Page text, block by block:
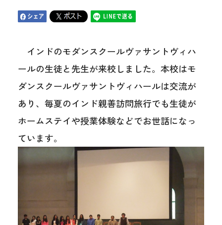
インドのモダンスクールヴァサントヴィハ
ールの生徒と先生が来校しました。本校はモ
ダンスクールヴァサントヴィハールは交流が
あり、毎夏のインド親善訪問旅行でも生徒が
ホームステイや授業体験などでお世話になっ
ています。